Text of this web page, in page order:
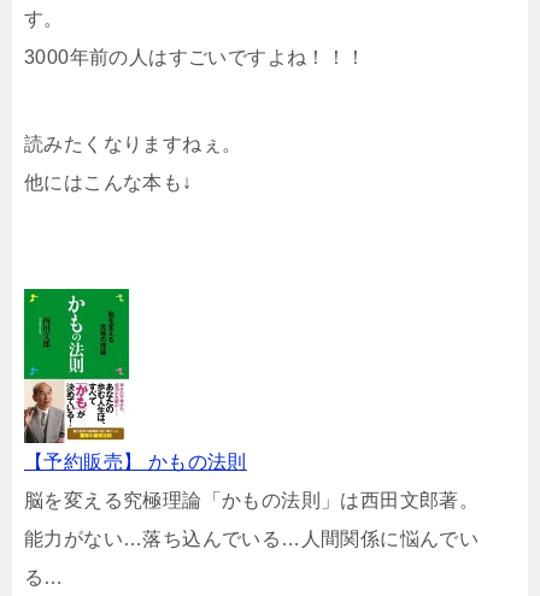
す。
3000年前の人はすごいですよね！！！
読みたくなりますねぇ。
他にはこんな本も↓
【予約販売】 かもの法則
脳を変える究極理論「かもの法則」は西田文郎著。
能力がない…落ち込んでいる…人間関係に悩んでい
る…